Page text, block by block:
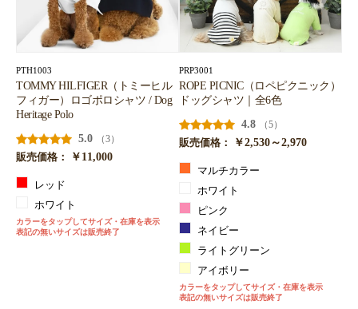
PTH1003
TOMMY HILFIGER（トミーヒル
フィガー）ロゴポロシャツ / Dog
Heritage Polo
5.0
（3）
販売価格：
￥11,000
レッド
ホワイト
カラーをタップしてサイズ・在庫を表示
表記の無いサイズは販売終了
PRP3001
ROPE PICNIC（ロペピクニック）
ドッグシャツ｜全6色
4.8
（5）
販売価格：
￥2,530～2,970
マルチカラー
ホワイト
ピンク
ネイビー
ライトグリーン
アイボリー
カラーをタップしてサイズ・在庫を表示
表記の無いサイズは販売終了